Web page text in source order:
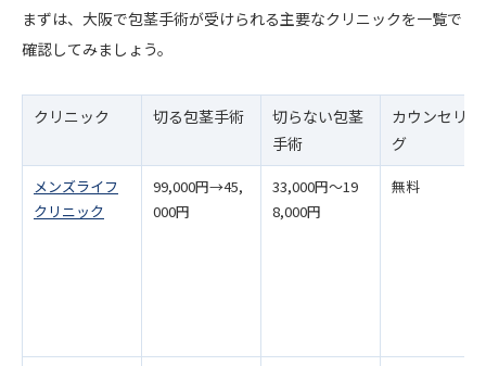
まずは、大阪で包茎手術が受けられる主要なクリニックを一覧で
確認してみましょう。
クリニック 切る包茎手術
切らない包茎
手術
カウンセリン
グ
メンズライフ
クリニック
99,000円→45,
000円
33,000円〜19
8,000円
無料